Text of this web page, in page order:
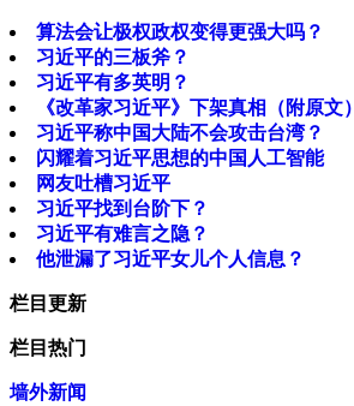
算法会让极权政权变得更强大吗？
习近平的三板斧？
习近平有多英明？
《改革家习近平》下架真相（附原文）
习近平称中国大陆不会攻击台湾？
闪耀着习近平思想的中国人工智能
网友吐槽习近平
习近平找到台阶下？
习近平有难言之隐？
他泄漏了习近平女儿个人信息？
栏目更新
栏目热门
墙外新闻